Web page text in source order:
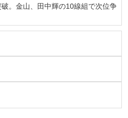
。金山、田中輝の10線組で次位争